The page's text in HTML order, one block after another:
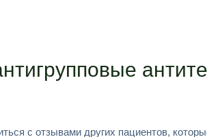
с отзывами других пациентов,